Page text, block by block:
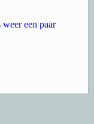
een paar